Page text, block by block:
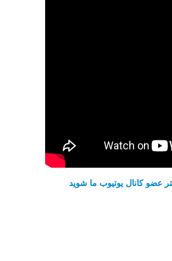
عضو کانال یوتیوب ما شوید